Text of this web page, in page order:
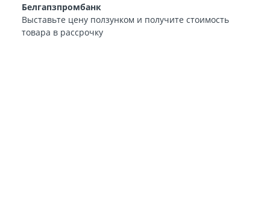
Белгапзпромбанк
Выставьте цену ползунком и получите стоимость
товара в рассрочку